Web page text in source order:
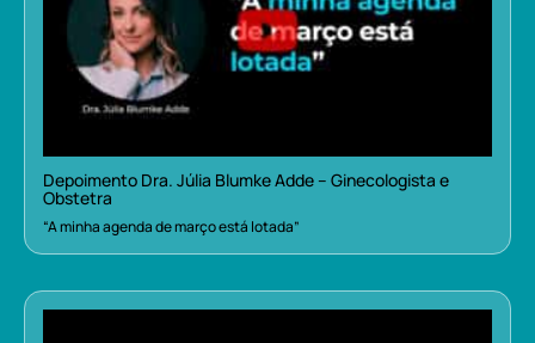
Depoimento Dra. Júlia Blumke Adde – Ginecologista e
Obstetra
“A minha agenda de março está lotada”